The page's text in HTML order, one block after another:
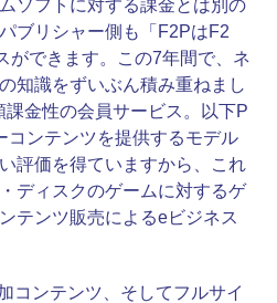
ソフトに対する課金とは別の
ブリシャー側も「F2PはF2
ができます。この7年間で、ネ
知識をずいぶん積み重ねまし
金性の会員サービス。以下P
コンテンツを提供するモデル
評価を得ていますから、これ
ディスクのゲームに対するゲ
テンツ販売によるeビジネス
コンテンツ、そしてフルサイ